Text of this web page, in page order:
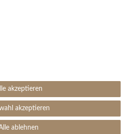
- Teppich Boss | Realisation
akzeptieren
akzeptieren
ablehnen
bei: ebay.de, amazon.de ⓘ